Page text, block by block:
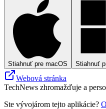
Stiahnuť pre macOS Stiahnuť
Webová stránka
TechNews zhromažďuje a
Ste vývojárom tejto aplikácie?